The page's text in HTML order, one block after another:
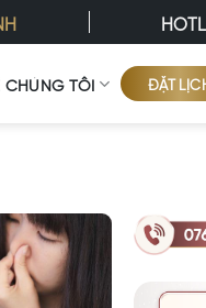
CHÚNG TÔI ĐẶT